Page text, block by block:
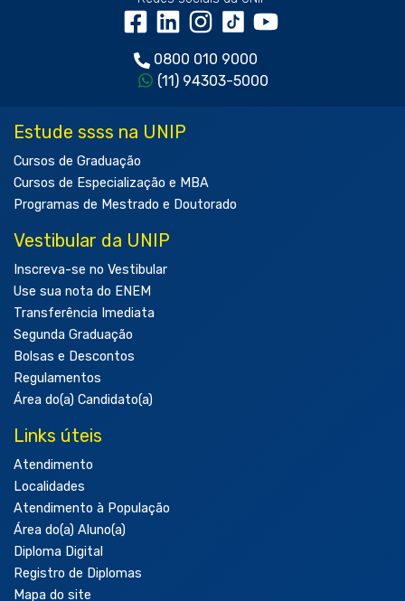
0800 010 9000
(11) 94303-5000
Estude ssss na UNIP
Cursos de Graduação
Cursos de Especialização e MBA
Programas de Mestrado e Doutorado
Vestibular da UNIP
Inscreva-se no Vestibular
Use sua nota do ENEM
Transferência Imediata
Segunda Graduação
Bolsas e Descontos
Regulamentos
Área do(a) Candidato(a)
Links úteis
Atendimento
Localidades
Atendimento à População
Área do(a) Aluno(a)
Diploma Digital
Registro de Diplomas
Mapa do site